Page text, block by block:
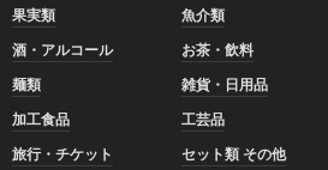
果実類
魚介類
酒・アルコール
お茶・飲料
麺類
雑貨・日用品
加工食品
工芸品
旅行・チケット
セット類 その他